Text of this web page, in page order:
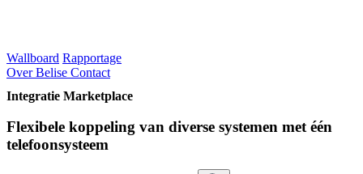
Wallboard Rapportage
Over Belise Contact
Integratie Marketplace
Flexibele koppeling van diverse systemen met één
telefoonsysteem